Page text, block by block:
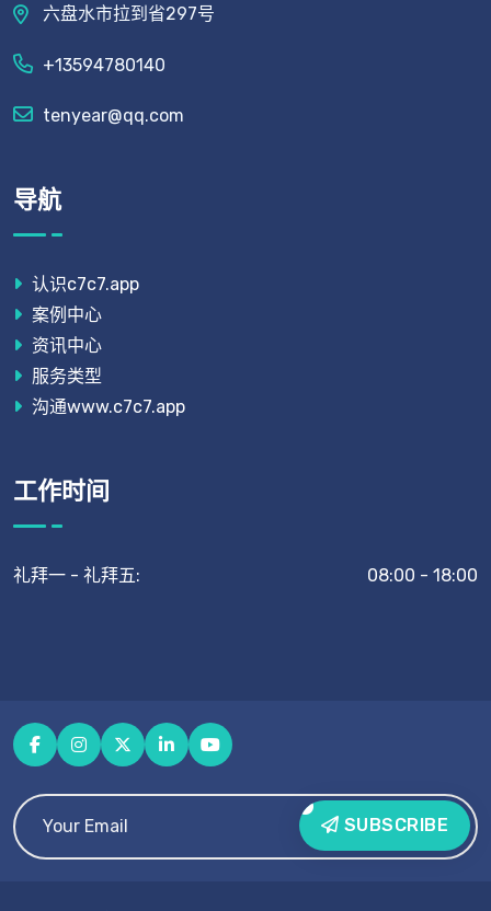
六盘水市拉到省297号
+13594780140
tenyear@qq.com
导航
认识c7c7.app
案例中心
资讯中心
服务类型
沟通www.c7c7.app
工作时间
礼拜一 - 礼拜五: 08:00 - 18:00
SUBSCRIBE